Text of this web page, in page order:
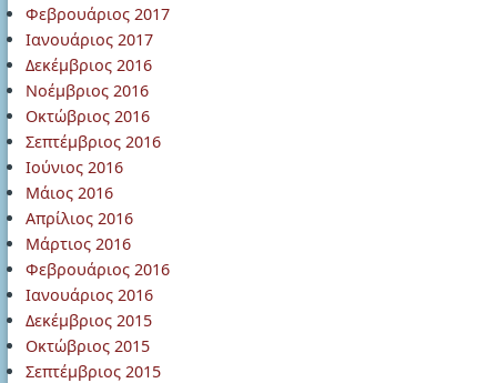
Φεβρουάριος 2017
Ιανουάριος 2017
Δεκέμβριος 2016
Νοέμβριος 2016
Οκτώβριος 2016
Σεπτέμβριος 2016
Ιούνιος 2016
Μάιος 2016
Απρίλιος 2016
Μάρτιος 2016
Φεβρουάριος 2016
Ιανουάριος 2016
Δεκέμβριος 2015
Οκτώβριος 2015
Σεπτέμβριος 2015